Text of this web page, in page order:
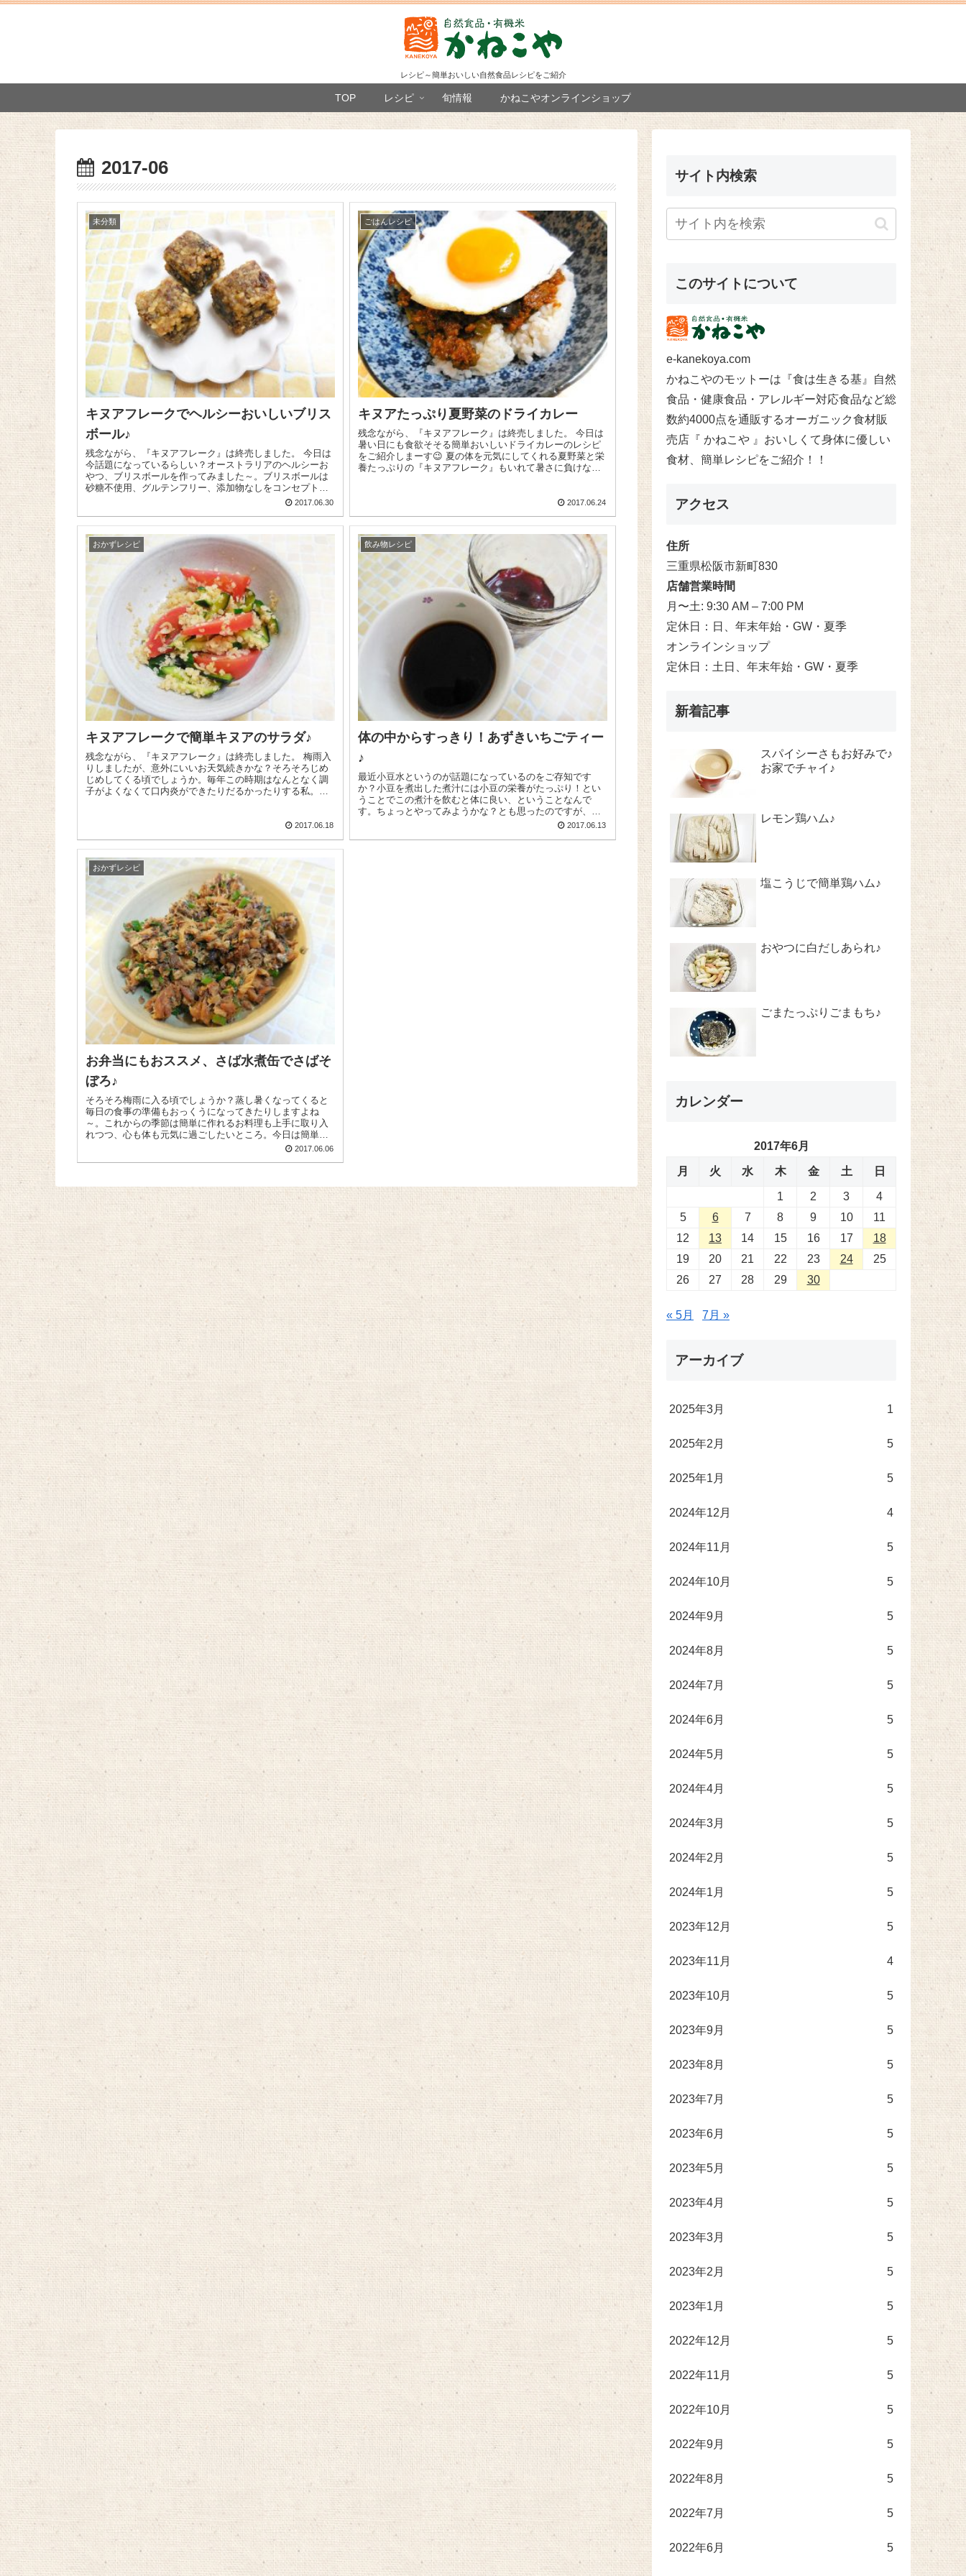
レシピ～簡単おいしい自然食品レシピをご紹介
TOP レシピ 旬情報 かねこやオンラインショップ
2017-06
未分類
キヌアフレークでヘルシーおいしいブリス
ボール♪
残念ながら、『キヌアフレーク』は終売しました。 今日は
今話題になっているらしい？オーストラリアのヘルシーお
やつ、ブリスボールを作ってみました～。ブリスボールは
砂糖不使用、グルテンフリー、添加物なしをコンセプトと
2017.06.30
ごはんレシピ
キヌアたっぷり夏野菜のドライカレー
残念ながら、『キヌアフレーク』は終売しました。 今日は
暑い日にも食欲そそる簡単おいしいドライカレーのレシピ
をご紹介しまーす😉 夏の体を元気にしてくれる夏野菜と栄
養たっぷりの『キヌアフレーク』もいれて暑さに負けない
2017.06.24
おかずレシピ
キヌアフレークで簡単キヌアのサラダ♪
残念ながら、『キヌアフレーク』は終売しました。 梅雨入
りしましたが、意外にいいお天気続きかな？そろそろじめ
じめしてくる頃でしょうか。毎年この時期はなんとなく調
子がよくなくて口内炎ができたりだるかったりする私。食
2017.06.18
飲み物レシピ
体の中からすっきり！あずきいちごティー
♪
最近小豆水というのが話題になっているのをご存知です
か？小豆を煮出した煮汁には小豆の栄養がたっぷり！とい
うことでこの煮汁を飲むと体に良い、ということなんで
す。ちょっとやってみようかな？とも思ったのですが、小
2017.06.13
おかずレシピ
お弁当にもおススメ、さば水煮缶でさばそ
ぼろ♪
そろそろ梅雨に入る頃でしょうか？蒸し暑くなってくると
毎日の食事の準備もおっくうになってきたりしますよね
～。これからの季節は簡単に作れるお料理も上手に取り入
れつつ、心も体も元気に過ごしたいところ。今日は簡単で
2017.06.06
サイト内検索
このサイトについて
e-kanekoya.com
かねこやのモットーは『食は生きる基』自然
食品・健康食品・アレルギー対応食品など総
数約4000点を通販するオーガニック食材販
売店『 かねこや 』おいしくて身体に優しい
食材、簡単レシピをご紹介！！
アクセス
住所
三重県松阪市新町830
店舗営業時間
月〜土: 9:30 AM – 7:00 PM
定休日：日、年末年始・GW・夏季
オンラインショップ
定休日：土日、年末年始・GW・夏季
新着記事
スパイシーさもお好みで♪
お家でチャイ♪
レモン鶏ハム♪
塩こうじで簡単鶏ハム♪
おやつに白だしあられ♪
ごまたっぷりごまもち♪
カレンダー
2017年6月
月 火 水 木 金 土 日
1 2 3
4
5
6 7 8 9 10
11
12
13 14 15 16 17
18
19
20 21 22 23 24
25
26
27 28 29 30
« 5月 7月 »
アーカイブ
2025年3月 1
2025年2月 5
2025年1月 5
2024年12月 4
2024年11月 5
2024年10月 5
2024年9月 5
2024年8月 5
2024年7月 5
2024年6月 5
2024年5月 5
2024年4月 5
2024年3月 5
2024年2月 5
2024年1月 5
2023年12月 5
2023年11月 4
2023年10月 5
2023年9月 5
2023年8月 5
2023年7月 5
2023年6月 5
2023年5月 5
2023年4月 5
2023年3月 5
2023年2月 5
2023年1月 5
2022年12月 5
2022年11月 5
2022年10月 5
2022年9月 5
2022年8月 5
2022年7月 5
2022年6月 5